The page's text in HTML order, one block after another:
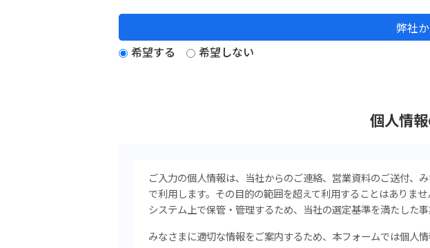
弊社
希望する 希望しない
個人情
ご入力の個人情報は、当社からのご連絡、営業資料のご送付、
で利用します。その目的の範囲を超えて利用することはありま
システム上で保管・管理するため、当社の選定基準を満たした
みなさまに適切な情報をご案内するため、本フォームでは個人情